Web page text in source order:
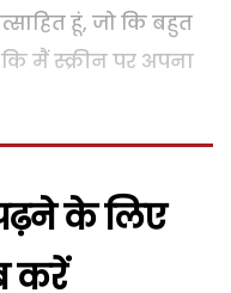
हूं, जो कि बहुत
मैं स्क्रीन पर अपना
के लिए
करें